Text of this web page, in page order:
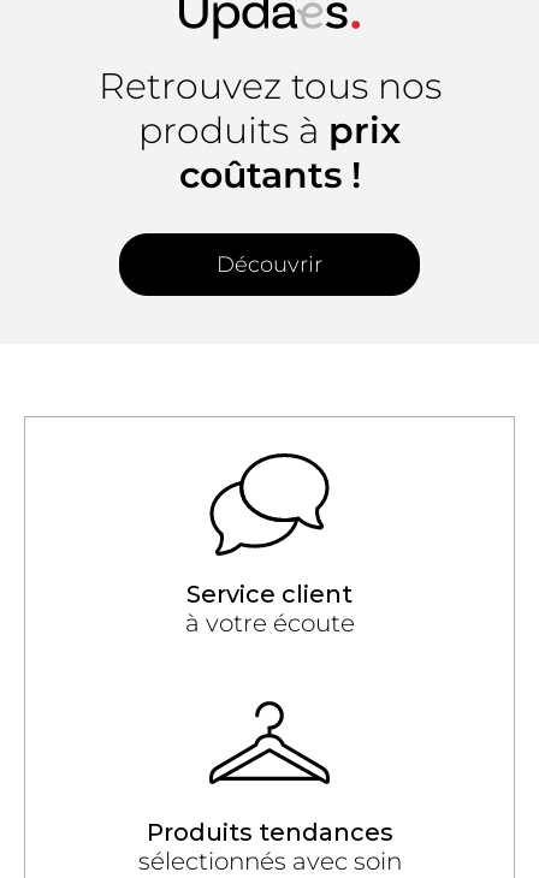
Retrouvez tous nos
produits à prix
coûtants !
Découvrir
Service client
à votre écoute
Produits tendances
sélectionnés avec soin